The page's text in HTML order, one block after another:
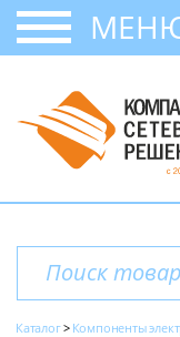
Каталог Компоненты